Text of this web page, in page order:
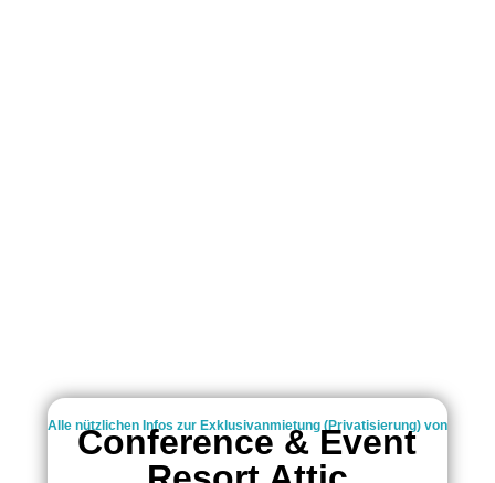
Alle nützlichen Infos zur Exklusivanmietung (Privatisierung) von
Conference & Event